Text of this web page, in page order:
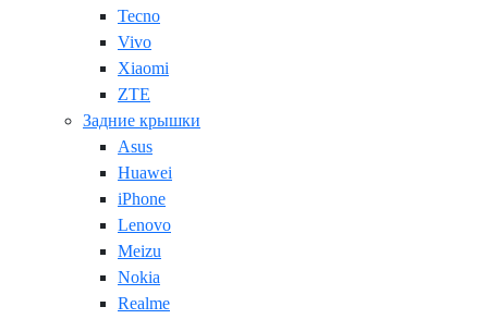
Tecno
Vivo
Xiaomi
ZTE
Задние крышки
Asus
Huawei
iPhone
Lenovo
Meizu
Nokia
Realme